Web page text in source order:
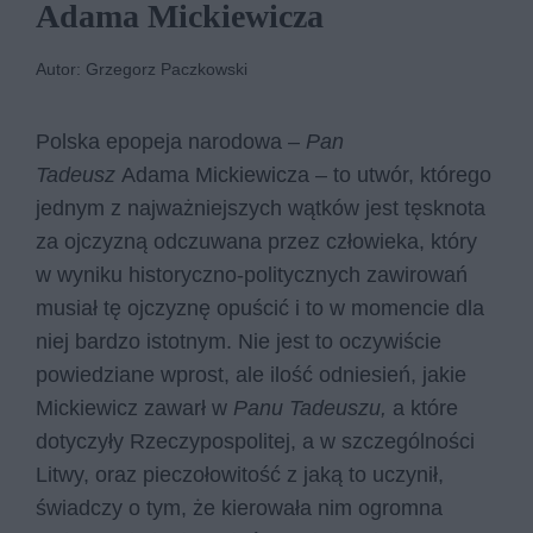
Adama Mickiewicza
Autor: Grzegorz Paczkowski
Polska epopeja narodowa – Pan
Tadeusz Adama Mickiewicza – to utwór, którego
jednym z najważniejszych wątków jest tęsknota
za ojczyzną odczuwana przez człowieka, który
w wyniku historyczno-politycznych zawirowań
musiał tę ojczyznę opuścić i to w momencie dla
niej bardzo istotnym. Nie jest to oczywiście
powiedziane wprost, ale ilość odniesień, jakie
Mickiewicz zawarł w Panu Tadeuszu, a które
dotyczyły Rzeczypospolitej, a w szczególności
Litwy, oraz pieczołowitość z jaką to uczynił,
świadczy o tym, że kierowała nim ogromna